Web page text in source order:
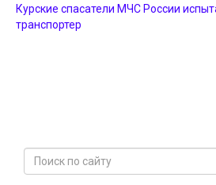
Курские спасатели МЧС России
транспортер